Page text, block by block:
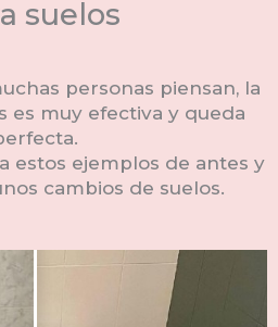
suelos
personas piensan, la
es muy efectiva y queda
estos ejemplos de antes y
cambios de suelos.